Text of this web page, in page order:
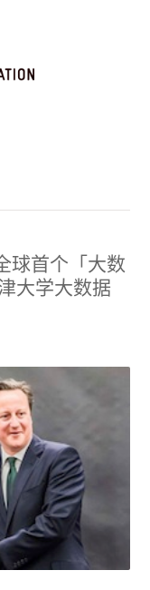
球首个「大数
大学大数据